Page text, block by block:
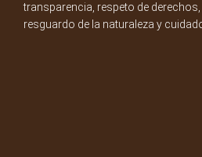
transparencia, respeto de derechos,
resguardo de la naturaleza y